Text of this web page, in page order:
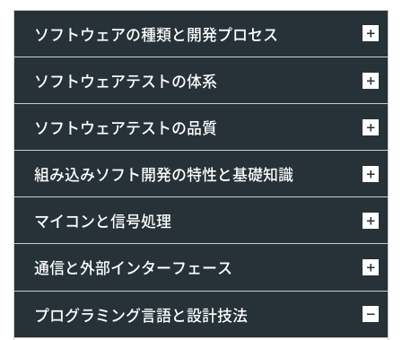
ソフトウェアの種類と開発プロセス
ソフトウェアテストの体系
ソフトウェアテストの品質
組み込みソフト開発の特性と基礎知識
マイコンと信号処理
通信と外部インターフェース
プログラミング言語と設計技法